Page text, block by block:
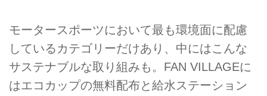
モータースポーツにおいて最も環境面に配慮
しているカテゴリーだけあり、中にはこんな
サステナブルな取り組みも。FAN VILLAGEに
はエコカップの無料配布と給水ステーション